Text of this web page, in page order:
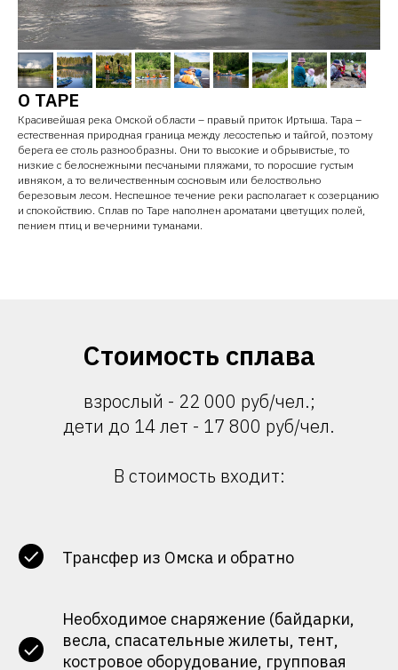
О ТАРЕ
Красивейшая река Омской области – правый приток Иртыша. Тара –
естественная природная граница между лесостепью и тайгой, поэтому
берега ее столь разнообразны. Они то высокие и обрывистые, то
низкие с белоснежными песчаными пляжами, то поросшие густым
ивняком, а то величественным сосновым или белоствольно
березовым лесом. Неспешное течение реки располагает к созерцанию
и спокойствию. Сплав по Таре наполнен ароматами цветущих полей,
пением птиц и вечерними туманами.
Стоимость сплава
взрослый - 22 000 руб/чел.;
дети до 14 лет - 17 800 руб/чел.
В стоимость входит:
Трансфер из Омска и обратно
Необходимое снаряжение (байдарки,
весла, спасательные жилеты, тент,
костровое оборудование, групповая